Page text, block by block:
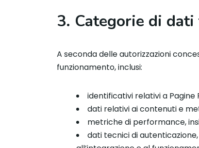
3. Categorie di
A seconda delle autorizzazioni
funzionamento, inclusi:
identificativi relativi a
dati relativi ai contenuti e
metriche di performance,
dati tecnici di